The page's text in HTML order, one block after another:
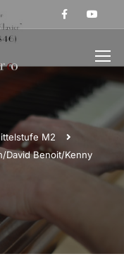
M2
David Benoit/Kenny